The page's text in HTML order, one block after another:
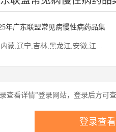
年广东联盟常见病慢性病药品集
采购接续项目】项目要点
蒙,辽宁,吉林,黑龙江,安徽,江...
查看详情”登录网站，登录后方可
登录查